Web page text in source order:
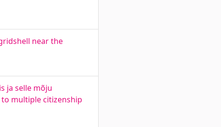
near the
ja selle mõju
multiple citizenship